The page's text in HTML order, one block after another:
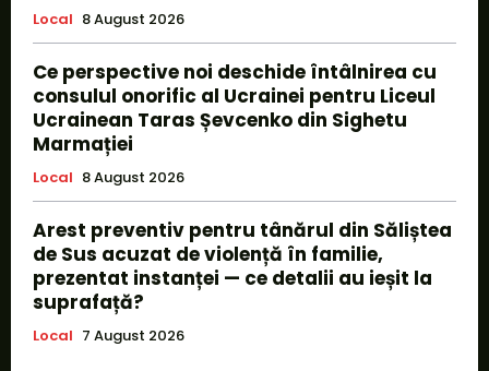
Local 8 August 2026
Ce perspective noi deschide întâlnirea cu
consulul onorific al Ucrainei pentru Liceul
Ucrainean Taras Șevcenko din Sighetu
Marmației
Local 8 August 2026
Arest preventiv pentru tânărul din Săliștea
de Sus acuzat de violență în familie,
prezentat instanței — ce detalii au ieșit la
suprafață?
Local 7 August 2026